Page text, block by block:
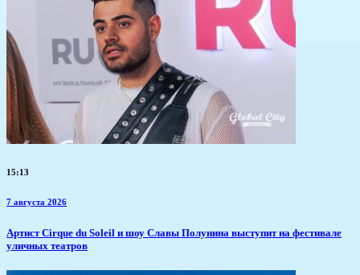
15:13
7 августа 2026
Артист Cirque du Soleil и шоу Славы Полунина выступит на фестивале
уличных театров